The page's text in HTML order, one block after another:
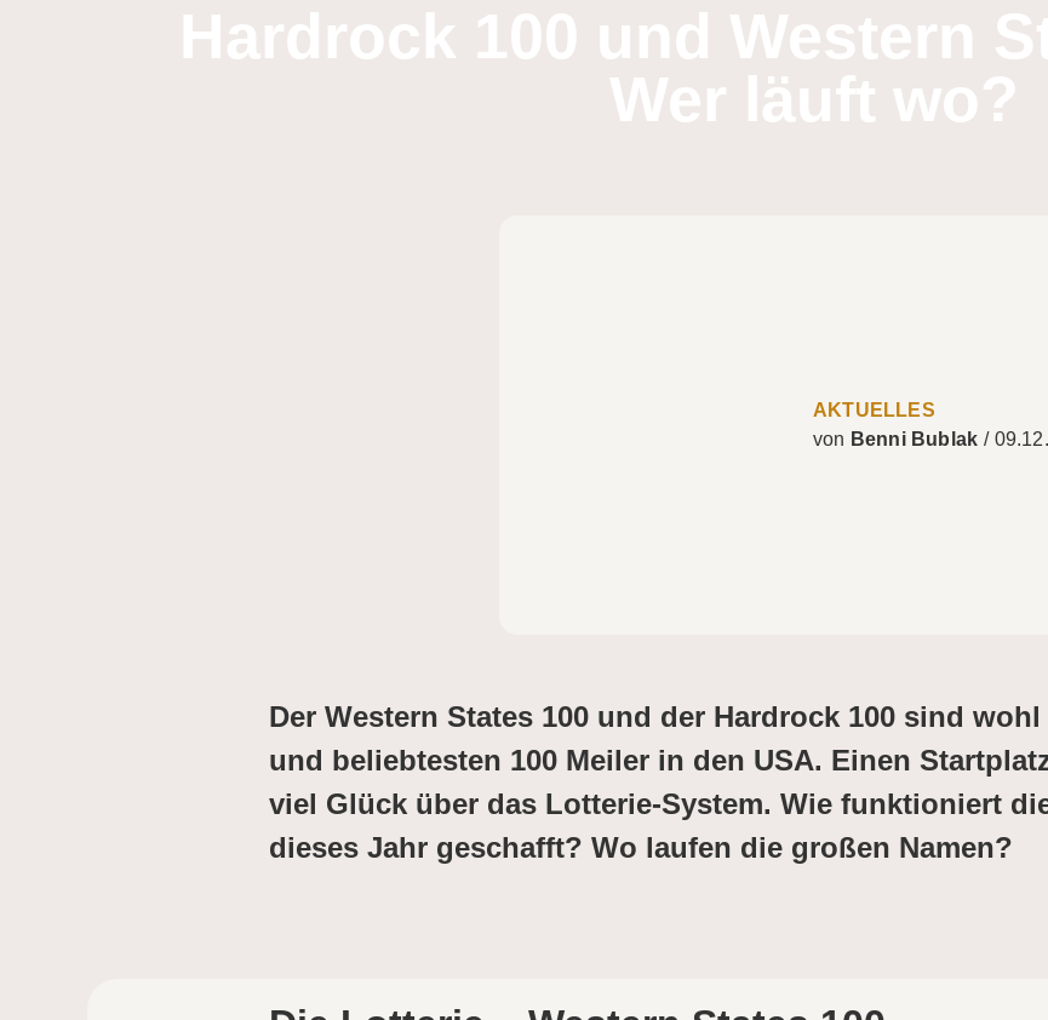
Hardrock 100 und Western
Wer läuft wo?
AKTUELLES
Benni Bublak /
Der Western States 100 und der Hardrock 100 sind
und beliebtesten 100 Meiler in den USA. Einen
viel Glück über das Lotterie-System. Wie funktioniert
dieses Jahr geschafft? Wo laufen die großen Namen?